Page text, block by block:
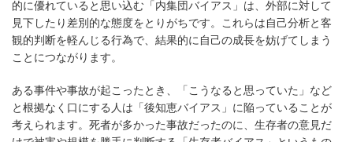
的に優れていると思い込む「内集団バイアス」は、外部に対して
見下したり差別的な態度をとりがちです。これらは自己分析と客
観的判断を軽んじる行為で、結果的に自己の成長を妨げてしまう
ことにつながります。
ある事件や事故が起こったとき、「こうなると思っていた」など
と根拠なく口にする人は「後知恵バイアス」に陥っていることが
考えられます。死者が多かった事故だったのに、生存者の意見だ